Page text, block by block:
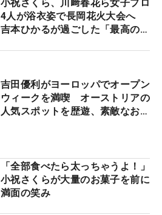
小祝さくら、川﨑春花ら女子プロ
4人が浴衣姿で長岡花火大会へ
吉本ひかるが過ごした「最高の夏
吉田優利がヨーロッパでオープン
ウィークを満喫 オーストリアの
人気スポットを歴遊、素敵なお土
「全部食べたら太っちゃうよ！」
小祝さくらが大量のお菓子を前に
満面の笑み